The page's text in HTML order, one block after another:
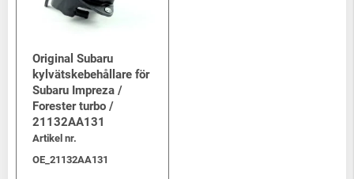
Original Subaru
kylvätskebehållare för
Subaru Impreza /
Forester turbo /
21132AA131
Artikel nr.
OE_21132AA131